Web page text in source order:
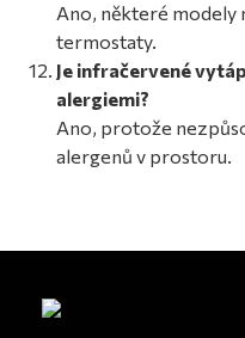
Ano, některé modely
termostaty.
Je infračervené
alergiemi?
Ano, protože
alergenů v prostoru.